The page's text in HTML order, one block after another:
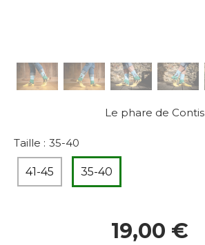
Le phare de Contis
Taille : 35-40
41-45 35-40
19,00 €